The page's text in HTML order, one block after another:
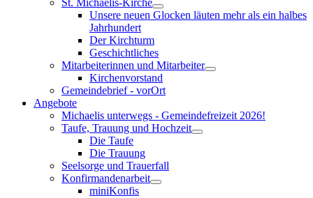
St. Michaelis-Kirche
Unsere neuen Glocken läuten mehr als ein halbes
Jahrhundert
Der Kirchturm
Geschichtliches
Mitarbeiterinnen und Mitarbeiter
Kirchenvorstand
Gemeindebrief - vorOrt
Angebote
Michaelis unterwegs - Gemeindefreizeit 2026!
Taufe, Trauung und Hochzeit
Die Taufe
Die Trauung
Seelsorge und Trauerfall
Konfirmandenarbeit
miniKonfis